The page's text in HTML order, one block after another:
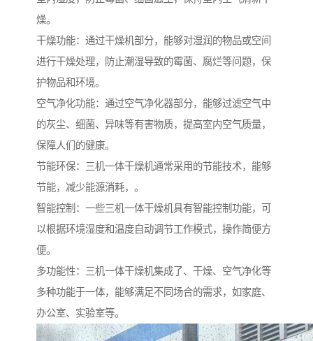
燥。
干燥功能：通过干燥机部分，能够对湿润的物品或空间
进行干燥处理，防止潮湿导致的霉菌、腐烂等问题，保
护物品和环境。
空气净化功能：通过空气净化器部分，能够过滤空气中
的灰尘、细菌、异味等有害物质，提高室内空气质量，
保障人们的健康。
节能环保：三机一体干燥机通常采用的节能技术，能够
节能，减少能源消耗，。
智能控制：一些三机一体干燥机具有智能控制功能，可
以根据环境湿度和温度自动调节工作模式，操作简便方
便。
多功能性：三机一体干燥机集成了、干燥、空气净化等
多种功能于一体，能够满足不同场合的需求，如家庭、
办公室、实验室等。